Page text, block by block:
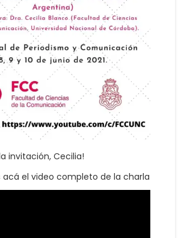
invitación, Cecilia!
acá el video completo de la charla